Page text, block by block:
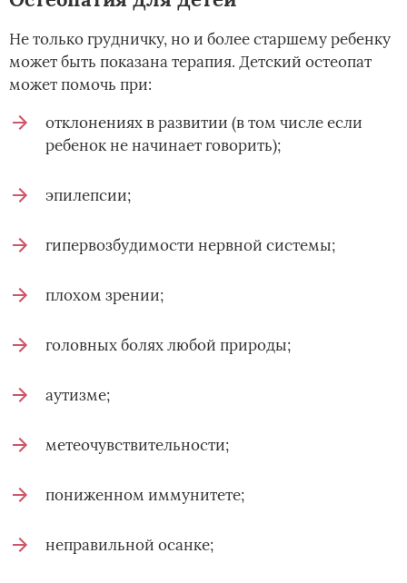
Не только грудничку, но и более старшему ребенку
может быть показана терапия. Детский остеопат
может помочь при:
отклонениях в развитии (в том числе если
ребенок не начинает говорить);
эпилепсии;
гипервозбудимости нервной системы;
плохом зрении;
головных болях любой природы;
аутизме;
метеочувствительности;
пониженном иммунитете;
неправильной осанке;